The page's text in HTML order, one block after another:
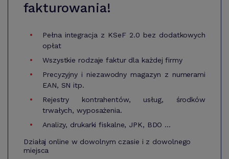
fakturowania!
Pełna integracja z KSeF 2.0 bez dodatkowych
opłat
Wszystkie rodzaje faktur dla każdej firmy
Precyzyjny i niezawodny magazyn z numerami
EAN, SN itp.
Rejestry kontrahentów, usług, środków
trwałych, wyposażenia.
Analizy, drukarki fiskalne, JPK, BDO ...
Działaj online w dowolnym czasie i z dowolnego
miejsca